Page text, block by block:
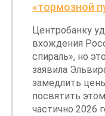
«тормозной
Центробанку
вхождения
спираль», но
заявила
замедлить
посвятить
частично 2026